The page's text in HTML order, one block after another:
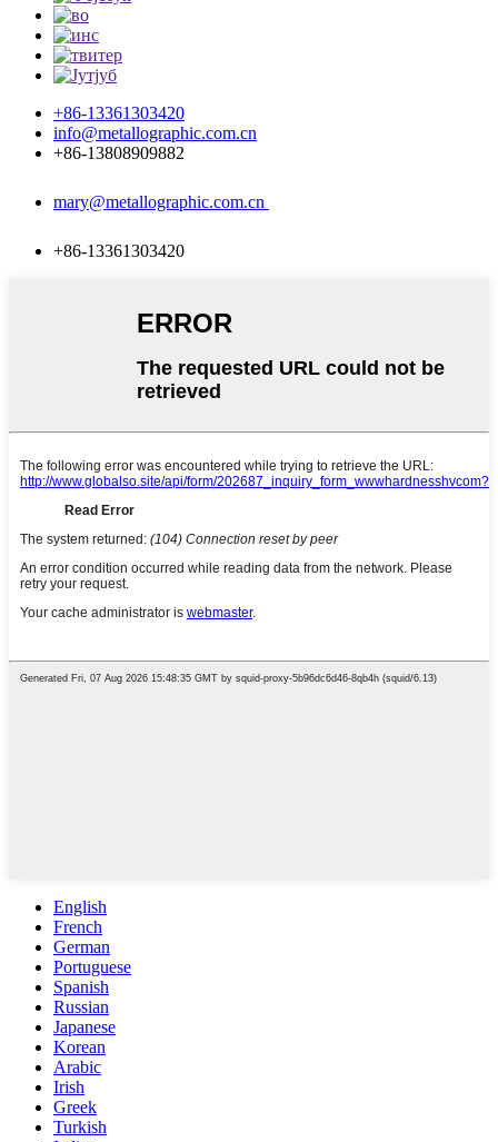
+86-13361303420
info@metallographic.com.cn
+86-13808909882
mary@metallographic.com.cn
+86-13361303420
English
French
German
Portuguese
Spanish
Russian
Japanese
Korean
Arabic
Irish
Greek
Turkish